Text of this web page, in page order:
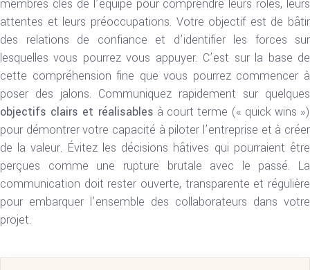
membres clés de l’équipe pour comprendre leurs rôles, leurs
attentes et leurs préoccupations. Votre objectif est de bâtir
des relations de confiance et d’identifier les forces sur
lesquelles vous pourrez vous appuyer. C’est sur la base de
cette compréhension fine que vous pourrez commencer à
poser des jalons. Communiquez rapidement sur quelques
objectifs clairs et réalisables à court terme (« quick wins »)
pour démontrer votre capacité à piloter l’entreprise et à créer
de la valeur. Évitez les décisions hâtives qui pourraient être
perçues comme une rupture brutale avec le passé. La
communication doit rester ouverte, transparente et régulière
pour embarquer l’ensemble des collaborateurs dans votre
projet.